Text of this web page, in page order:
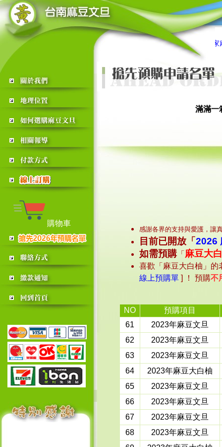
黃家麻豆
購物車
滿滿一
感謝各界的支持與愛護，讓
目前已開放「 2026
如需預購「 麻豆大
喜歡「麻豆大白柚」的
線上預購單 ] ！ 預購不
NO
預購項目
61
2023年麻豆文旦
62
2023年麻豆文旦
63
2023年麻豆文旦
64
2023年麻豆大白柚
65
2023年麻豆文旦
66
2023年麻豆文旦
67
2023年麻豆文旦
68
2023年麻豆文旦